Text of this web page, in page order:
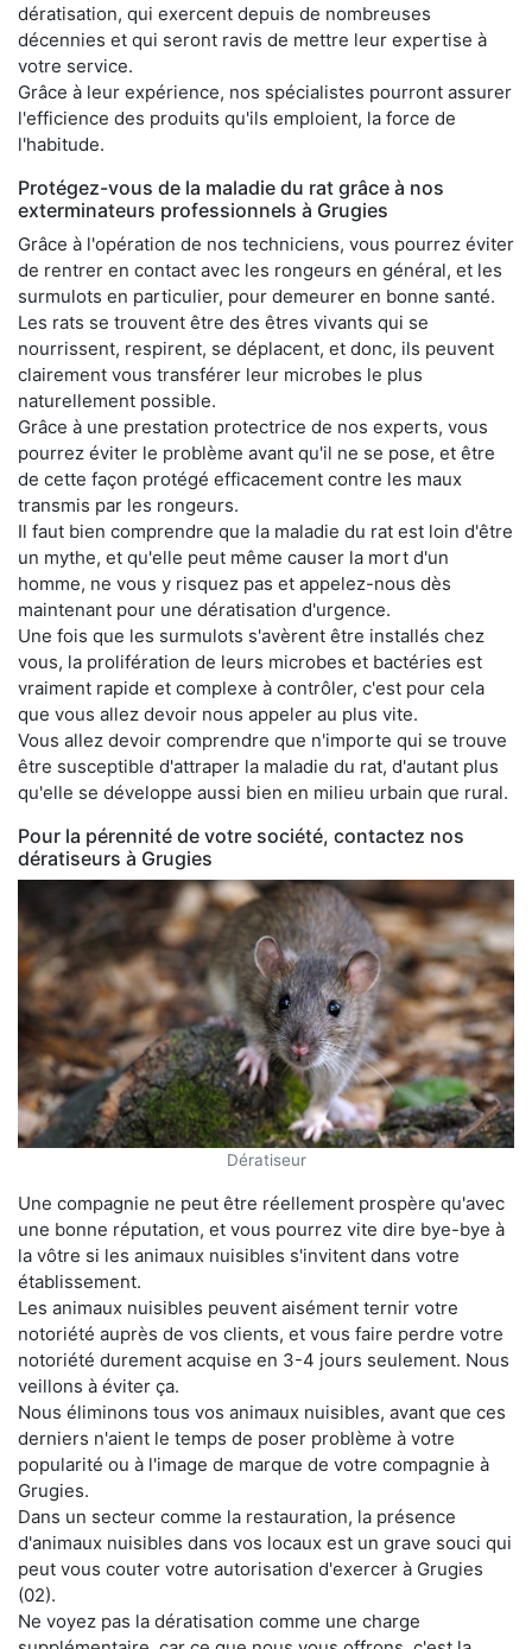
dératisation, qui exercent depuis de nombreuses
décennies et qui seront ravis de mettre leur expertise à
votre service.
Grâce à leur expérience, nos spécialistes pourront assurer
l'efficience des produits qu'ils emploient, la force de
l'habitude.
Protégez-vous de la maladie du rat grâce à nos
exterminateurs professionnels à Grugies
Grâce à l'opération de nos techniciens, vous pourrez éviter
de rentrer en contact avec les rongeurs en général, et les
surmulots en particulier, pour demeurer en bonne santé.
Les rats se trouvent être des êtres vivants qui se
nourrissent, respirent, se déplacent, et donc, ils peuvent
clairement vous transférer leur microbes le plus
naturellement possible.
Grâce à une prestation protectrice de nos experts, vous
pourrez éviter le problème avant qu'il ne se pose, et être
de cette façon protégé efficacement contre les maux
transmis par les rongeurs.
Il faut bien comprendre que la maladie du rat est loin d'être
un mythe, et qu'elle peut même causer la mort d'un
homme, ne vous y risquez pas et appelez-nous dès
maintenant pour une dératisation d'urgence.
Une fois que les surmulots s'avèrent être installés chez
vous, la prolifération de leurs microbes et bactéries est
vraiment rapide et complexe à contrôler, c'est pour cela
que vous allez devoir nous appeler au plus vite.
Vous allez devoir comprendre que n'importe qui se trouve
être susceptible d'attraper la maladie du rat, d'autant plus
qu'elle se développe aussi bien en milieu urbain que rural.
Pour la pérennité de votre société, contactez nos
dératiseurs à Grugies
Dératiseur
Une compagnie ne peut être réellement prospère qu'avec
une bonne réputation, et vous pourrez vite dire bye-bye à
la vôtre si les animaux nuisibles s'invitent dans votre
établissement.
Les animaux nuisibles peuvent aisément ternir votre
notoriété auprès de vos clients, et vous faire perdre votre
notoriété durement acquise en 3-4 jours seulement. Nous
veillons à éviter ça.
Nous éliminons tous vos animaux nuisibles, avant que ces
derniers n'aient le temps de poser problème à votre
popularité ou à l'image de marque de votre compagnie à
Grugies.
Dans un secteur comme la restauration, la présence
d'animaux nuisibles dans vos locaux est un grave souci qui
peut vous couter votre autorisation d'exercer à Grugies
(02).
Ne voyez pas la dératisation comme une charge